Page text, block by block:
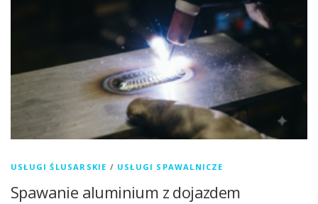
USŁUGI ŚLUSARSKIE / USŁUGI SPAWALNICZE
Spawanie aluminium z dojazdem